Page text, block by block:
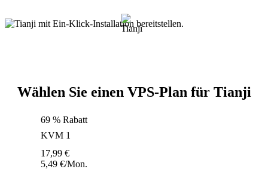
Wählen Sie einen VPS-Plan für Tianji
69 % Rabatt
KVM 1
17,99 €
5,49 €/Mon.